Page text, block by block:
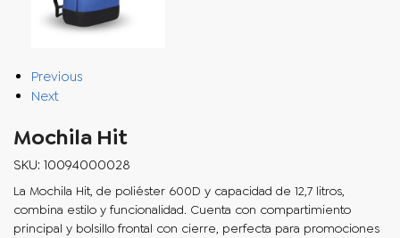
Previous
Next
Mochila Hit
SKU: 10094000028
La Mochila Hit, de poliéster 600D y capacidad de 12,7 litros,
combina estilo y funcionalidad. Cuenta con compartimiento
principal y bolsillo frontal con cierre, perfecta para promociones